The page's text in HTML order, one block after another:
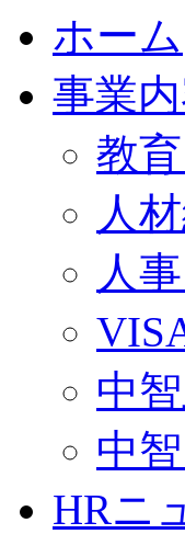
ホーム
事業
教
人
人
中
中
HRニ